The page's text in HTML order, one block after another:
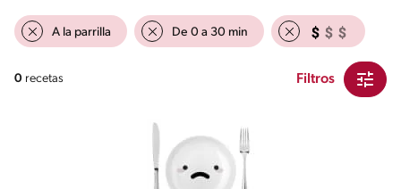
A la parrilla De 0 a 30 min
0 recetas Filtros